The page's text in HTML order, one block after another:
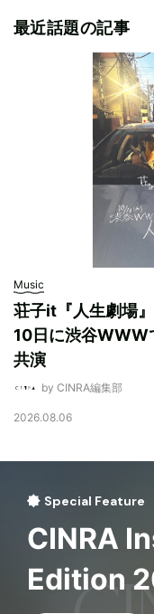
最近話題の記事
Music
荘子it『人生劇場
10日に渋谷
共演
by CINRA編集部
2026.08.06
Special Feature
CINRA
Edition